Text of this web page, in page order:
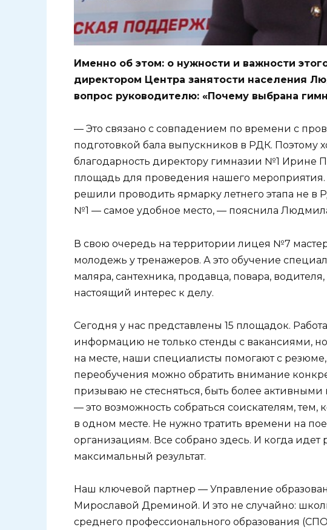
Именно об этом: о нужности и важности
директором Центра занятости населения
вопрос руководителю: «Почему выбрана
— Это связано с совпадением по времени с
подготовкой бала выпускников в РДК. Поэтому
благодарность директору гимназии №1 Ирине
площадь для проведения нашего мероприятия.
решили проводить ярмарку летнего этапа не в
№1 — самое удобное место, — пояснила
В свою очередь на территории лицея №7
молодежь у тренажеров. А это обучение
маляра, сантехника, продавца, повара,
настоящий интерес к делу.
Сегодня у нас представлены 15 площадок.
информацию не только стенды с вакансиями,
на месте, наши специалисты помогают с
переобучения можно обратить внимание
призываю не стесняться, быть более
— это возможность собраться соискателям, тем,
в одном месте. Не нужно тратить времени на
организациям. Все собрано здесь. И когда
максимальный результат.
Наш ключевой партнер — Управление
Мирославой Дреминой. И это не случайно:
среднего профессионального образования